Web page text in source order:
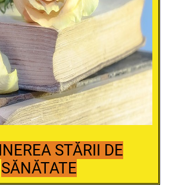
STĂRII DE
SĂNĂTATE